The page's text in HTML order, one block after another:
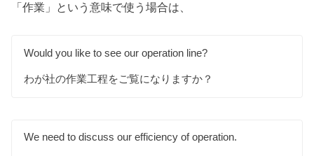
「作業」という意味で使う場合は、
Would you like to see our operation line?
わが社の作業工程をご覧になりますか？
We need to discuss our efficiency of operation.